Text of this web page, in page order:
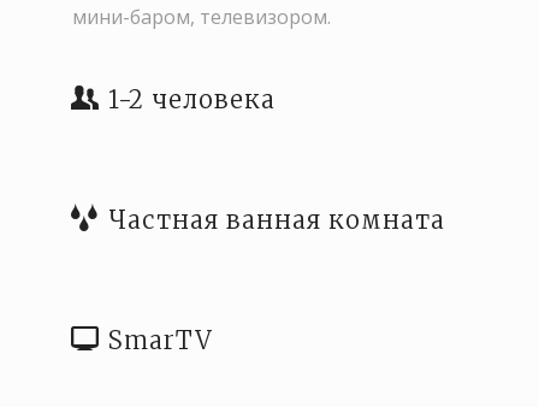
мини-баром, телевизором.
1-2 человека
Частная ванная комната
SmarTV